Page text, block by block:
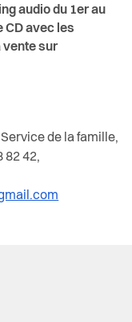
audio du 1er au
CD avec les
vente sur
de la famille,
82 42,